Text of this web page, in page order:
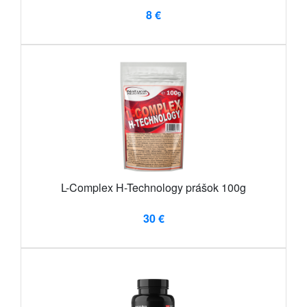
8 €
L-Complex H-Technology prášok 100g
30 €